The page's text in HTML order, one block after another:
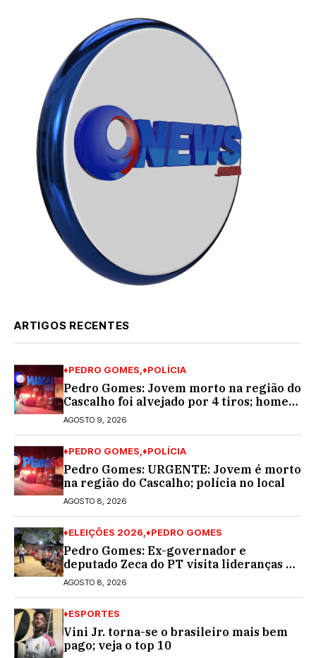
ARTIGOS RECENTES
♦PEDRO GOMES ♦POLÍCIA
Pedro Gomes: Jovem morto na região do
Cascalho foi alvejado por 4 tiros; homem
encapuzado
AGOSTO 9, 2026
♦PEDRO GOMES ♦POLÍCIA
Pedro Gomes: URGENTE: Jovem é morto
na região do Cascalho; polícia no local
AGOSTO 8, 2026
♦ELEIÇÕES 2026 ♦PEDRO GOMES
Pedro Gomes: Ex-governador e
deputado Zeca do PT visita lideranças do
partido na cidade; buscará a reeleição
AGOSTO 8, 2026
♦ESPORTES
Vini Jr. torna-se o brasileiro mais bem
pago; veja o top 10